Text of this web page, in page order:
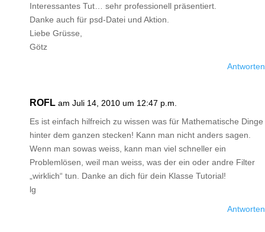
Interessantes Tut… sehr professionell präsentiert.
Danke auch für psd-Datei und Aktion.
Liebe Grüsse,
Götz
Antworten
ROFL am Juli 14, 2010 um 12:47 p.m.
Es ist einfach hilfreich zu wissen was für Mathematische Dinge
hinter dem ganzen stecken! Kann man nicht anders sagen.
Wenn man sowas weiss, kann man viel schneller ein
Problemlösen, weil man weiss, was der ein oder andre Filter
„wirklich“ tun. Danke an dich für dein Klasse Tutorial!
lg
Antworten